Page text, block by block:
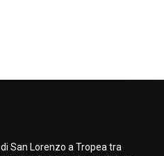
San Lorenzo a Tropea tra